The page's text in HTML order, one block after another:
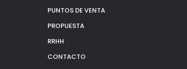
PUNTOS DE VENTA
PROPUESTA
RRHH
CONTACTO